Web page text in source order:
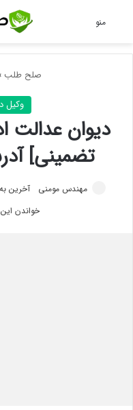
منو
صلح طلب
وکیل
دیوان عدالت
تضمینی]
مهندس مومنی آخرین به روز
خواندن این مطلب 16